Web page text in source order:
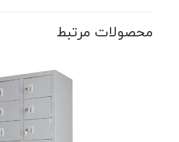
محصولات مرتبط